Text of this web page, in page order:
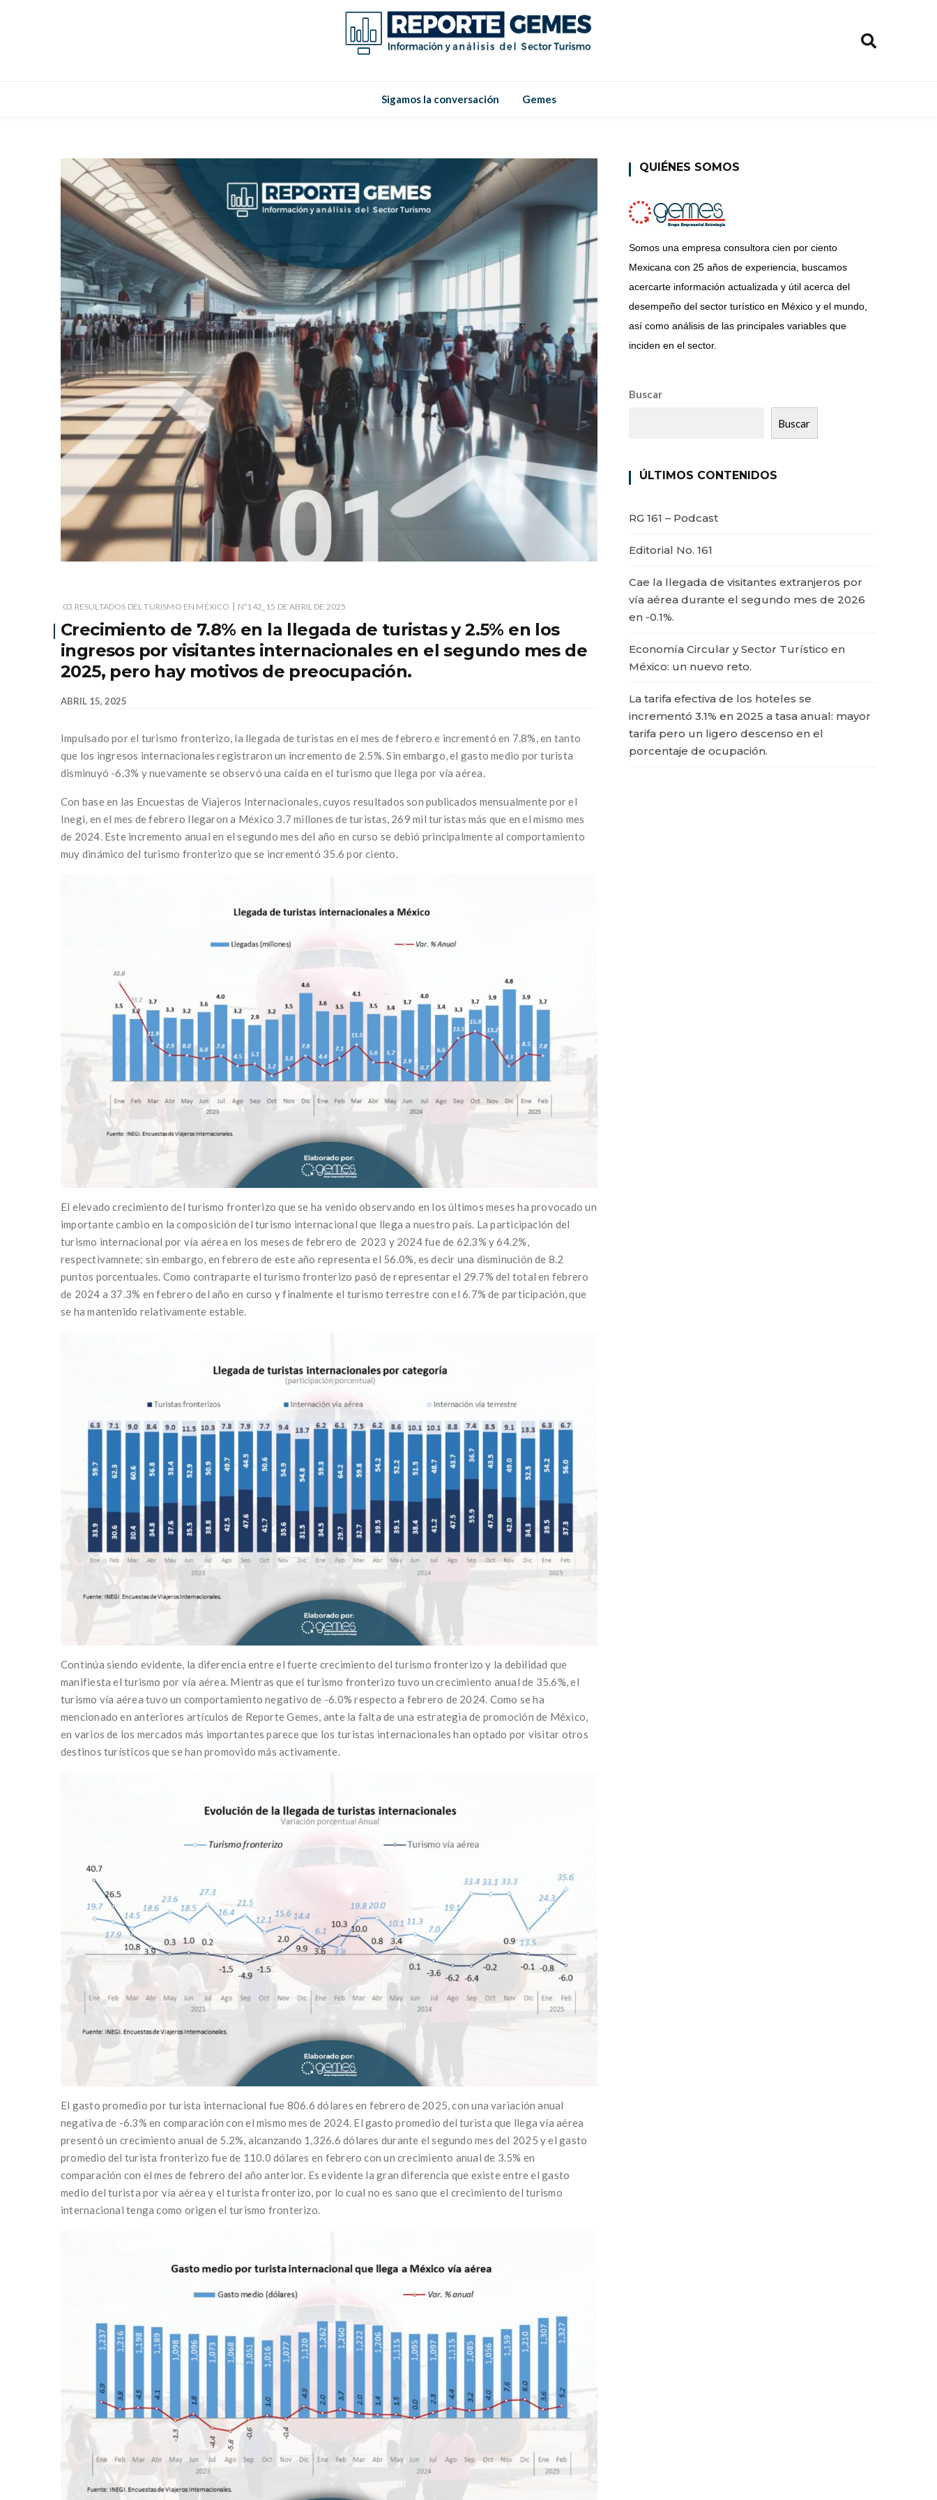
Sigamos la conversación
Gemes
03 RESULTADOS DEL TURISMO EN MÉXICO | Nº142_15 DE ABRIL DE 2025
Crecimiento de 7.8% en la llegada de turistas y 2.5% en los
ingresos por visitantes internacionales en el segundo mes de
2025, pero hay motivos de preocupación.
ABRIL 15, 2025
Impulsado por el turismo fronterizo, la llegada de turistas en el mes de febrero e incrementó en 7.8%, en tanto
que los ingresos internacionales registraron un incremento de 2.5%. Sin embargo, el gasto medio por turista
disminuyó -6.3% y nuevamente se observó una caída en el turismo que llega por vía aérea.
Con base en las Encuestas de Viajeros Internacionales, cuyos resultados son publicados mensualmente por el
Inegi, en el mes de febrero llegaron a México 3.7 millones de turistas, 269 mil turistas más que en el mismo mes
de 2024. Este incremento anual en el segundo mes del año en curso se debió principalmente al comportamiento
muy dinámico del turismo fronterizo que se incrementó 35.6 por ciento.
El elevado crecimiento del turismo fronterizo que se ha venido observando en los últimos meses ha provocado un
importante cambio en la composición del turismo internacional que llega a nuestro país. La participación del
turismo internacional por vía aérea en los meses de febrero de 2023 y 2024 fue de 62.3% y 64.2%,
respectivamnete; sin embargo, en febrero de este año representa el 56.0%, es decir una disminución de 8.2
puntos porcentuales. Como contraparte el turismo fronterizo pasó de representar el 29.7% del total en febrero
de 2024 a 37.3% en febrero del año en curso y finalmente el turismo terrestre con el 6.7% de participación, que
se ha mantenido relativamente estable.
Continúa siendo evidente, la diferencia entre el fuerte crecimiento del turismo fronterizo y la debilidad que
manifiesta el turismo por vía aérea. Mientras que el turismo fronterizo tuvo un crecimiento anual de 35.6%, el
turismo vía aérea tuvo un comportamiento negativo de -6.0% respecto a febrero de 2024. Como se ha
mencionado en anteriores artículos de Reporte Gemes, ante la falta de una estrategia de promoción de México,
en varios de los mercados más importantes parece que los turistas internacionales han optado por visitar otros
destinos turísticos que se han promovido más activamente.
El gasto promedio por turista internacional fue 806.6 dólares en febrero de 2025, con una variación anual
negativa de -6.3% en comparación con el mismo mes de 2024. El gasto promedio del turista que llega vía aérea
presentó un crecimiento anual de 5.2%, alcanzando 1,326.6 dólares durante el segundo mes del 2025 y el gasto
promedio del turista fronterizo fue de 110.0 dólares en febrero con un crecimiento anual de 3.5% en
comparación con el mes de febrero del año anterior. Es evidente la gran diferencia que existe entre el gasto
medio del turista por vía aérea y el turista fronterizo, por lo cual no es sano que el crecimiento del turismo
internacional tenga como origen el turismo fronterizo.
QUIÉNES SOMOS
Somos una empresa consultora cien por ciento
Mexicana con 25 años de experiencia, buscamos
acercarte información actualizada y útil acerca del
desempeño del sector turístico en México y el mundo,
así como análisis de las principales variables que
inciden en el sector.
Buscar
Buscar
ÚLTIMOS CONTENIDOS
RG 161 – Podcast
Editorial No. 161
Cae la llegada de visitantes extranjeros por
vía aérea durante el segundo mes de 2026
en -0.1%.
Economía Circular y Sector Turístico en
México: un nuevo reto.
La tarifa efectiva de los hoteles se
incrementó 3.1% en 2025 a tasa anual: mayor
tarifa pero un ligero descenso en el
porcentaje de ocupación.